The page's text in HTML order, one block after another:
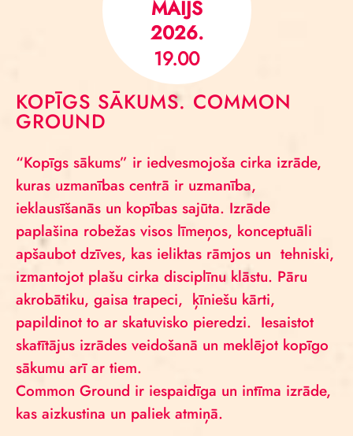
MAIJS
2026.
19.00
KOPĪGS SĀKUMS. COMMON
GROUND
“Kopīgs sākums” ir iedvesmojoša cirka izrāde,
kuras uzmanības centrā ir uzmanība,
ieklausīšanās un kopības sajūta. Izrāde
paplašina robežas visos līmeņos, konceptuāli
apšaubot dzīves, kas ieliktas rāmjos un tehniski,
izmantojot plašu cirka disciplīnu klāstu. Pāru
akrobātiku, gaisa trapeci, ķīniešu kārti,
papildinot to ar skatuvisko pieredzi. Iesaistot
skatītājus izrādes veidošanā un meklējot kopīgo
sākumu arī ar tiem.
Common Ground ir iespaidīga un intīma izrāde,
kas aizkustina un paliek atmiņā.